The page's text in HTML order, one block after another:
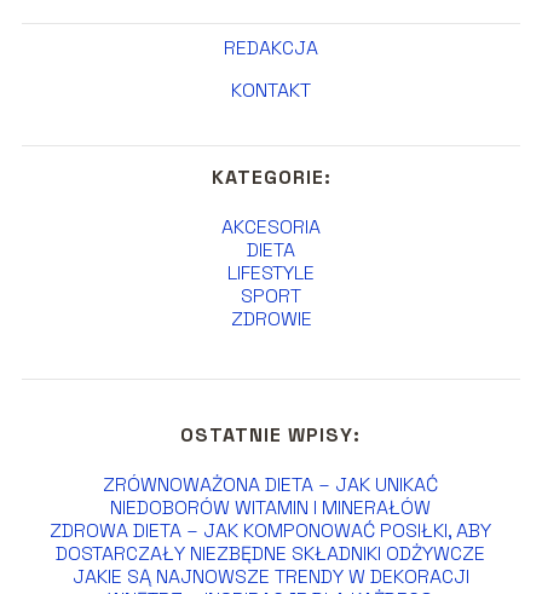
REDAKCJA
KONTAKT
KATEGORIE:
AKCESORIA
DIETA
LIFESTYLE
SPORT
ZDROWIE
OSTATNIE WPISY:
ZRÓWNOWAŻONA DIETA – JAK UNIKAĆ
NIEDOBORÓW WITAMIN I MINERAŁÓW
ZDROWA DIETA – JAK KOMPONOWAĆ POSIŁKI, ABY
DOSTARCZAŁY NIEZBĘDNE SKŁADNIKI ODŻYWCZE
JAKIE SĄ NAJNOWSZE TRENDY W DEKORACJI